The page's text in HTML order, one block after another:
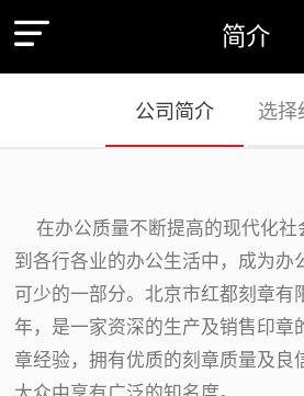
简介
公司简介 选择
在办公质量不断提高的现代化社
到各行各业的办公生活中，成为办
可少的一部分。北京市红都刻章有
年，是一家资深的生产及销售印章
章经验，拥有优质的刻章质量及良